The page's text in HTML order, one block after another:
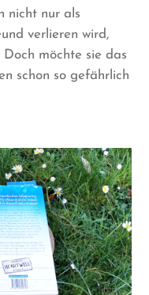
nicht nur als
verlieren wird,
möchte sie das
schon so gefährlich